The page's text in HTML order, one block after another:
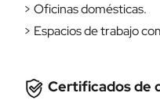
> Oficinas domésticas.
> Espacios de trabajo
Certificados de